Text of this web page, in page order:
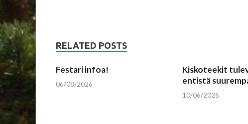
RELATED POSTS
Festari infoa!
06/08/2026
Kiskoteekit
entistä
10/06/2026